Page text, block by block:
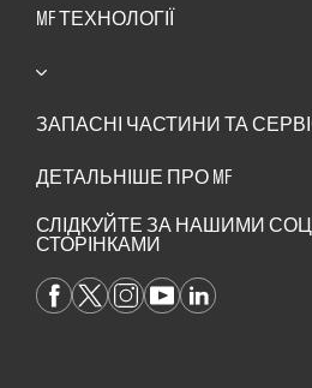
MF ТЕХНОЛОГІЇ
ЗАПАСНІ ЧАСТИНИ ТА
ДЕТАЛЬНІШЕ ПРО MF
СЛІДКУЙТЕ ЗА НАШИМИ
СТОРІНКАМИ